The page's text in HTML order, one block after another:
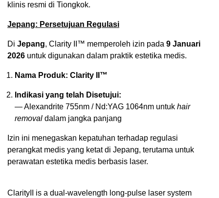
klinis resmi di Tiongkok.
Jepang: Persetujuan Regulasi
Di Jepang, Clarity II™ memperoleh izin pada 9 Januari
2026 untuk digunakan dalam praktik estetika medis.
Nama Produk: Clarity II™
Indikasi yang telah Disetujui:
— Alexandrite 755nm / Nd:YAG 1064nm untuk hair
removal dalam jangka panjang
Izin ini menegaskan kepatuhan terhadap regulasi
perangkat medis yang ketat di Jepang, terutama untuk
perawatan estetika medis berbasis laser.
ClarityII is a dual-wavelength long-pulse laser system